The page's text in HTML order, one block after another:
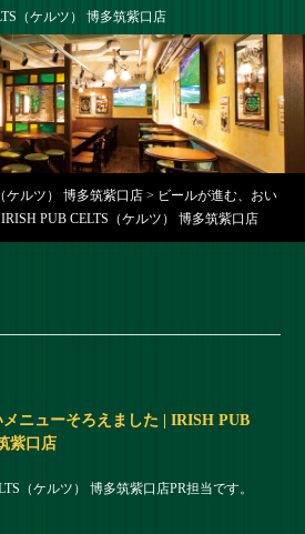
（ケルツ） 博多筑紫口店
ケルツ） 博多筑紫口店 > ビールが進む、おい
PUB CELTS（ケルツ） 博多筑紫口店
ニューそろえました | IRISH PUB
紫口店
（ケルツ） 博多筑紫口店PR担当です。